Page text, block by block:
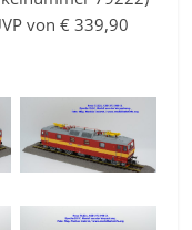
von € 339,90